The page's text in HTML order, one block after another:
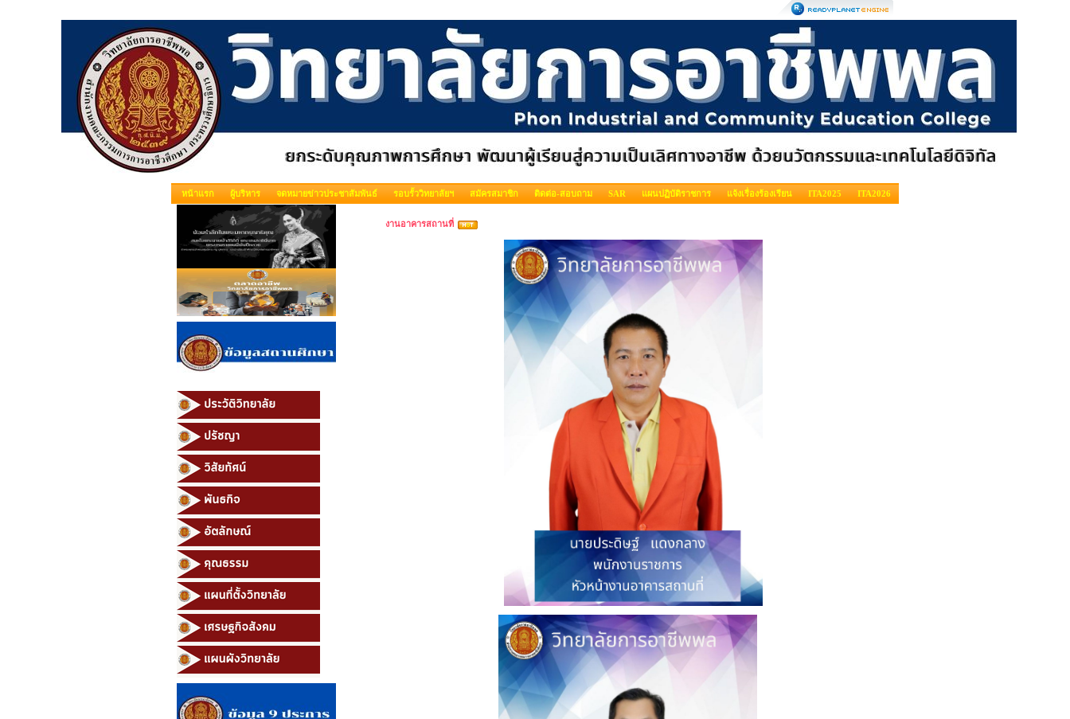
หน้าแรก ผู้บริหาร จดหมายข่าวประชาสัมพันธ์ รอบรั้ววิทยาลัยฯ สมัครสมาชิก ติดต่อ-สอบถาม SAR แผนปฏิบัติราชการ แจ้งเรื่องร้องเรียน ITA2025 ITA2026
งานอาคารสถานที่